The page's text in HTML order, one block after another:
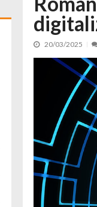
până în prezent, peste
Alba: 40 de locuri
Neamț: canabis
participă la efortul
la ediția FIDELIS din
publică proiectul
20/03/2025